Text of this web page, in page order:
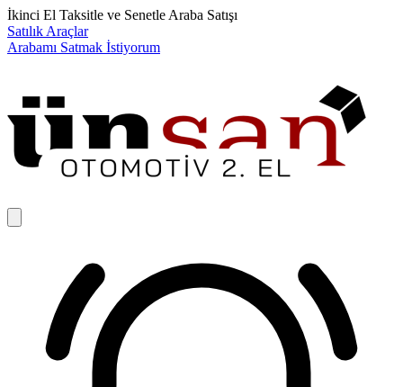
İkinci El Taksitle ve Senetle Araba Satışı
Satılık Araçlar
Arabamı Satmak İstiyorum